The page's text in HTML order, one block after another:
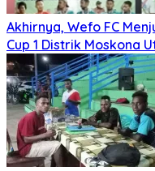
Akhirnya, Wefo FC
Cup 1 Distrik Moskona